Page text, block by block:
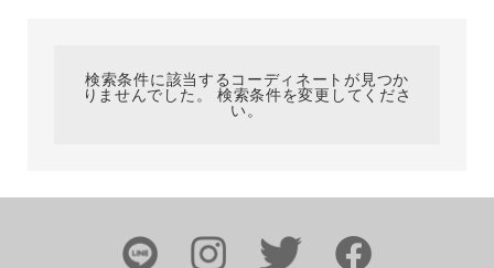
ブランド
検索条件に該当するコーディネートが見つか
りませんでした。 検索条件を変更してくださ
い。